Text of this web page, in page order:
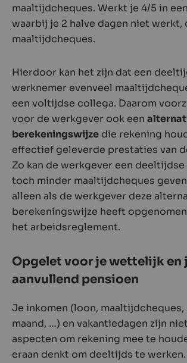
maaltijdcheques. Werkt je 4/5 in
waarbij je 2 halve dagen niet werkt,
maaltijdcheques.
Hierdoor kan het zijn dat een
werknemer evenveel
een voltijdse collega. Daarom
voor de werkgever ook een
berekeningswijze die rekening
effectief geleverde prestaties van
Zo kan de werkgever een
toch minder maaltijdcheques
alleen als de werkgever deze
berekeningswijze heeft
het arbeidsreglement.
Opgelet voor je wettelijk en
aanvullend pensioen
Je inkomen (loon,
maand, …) en vakantiedagen zijn
aspecten om rekening mee te
eraan denkt om deeltijds te